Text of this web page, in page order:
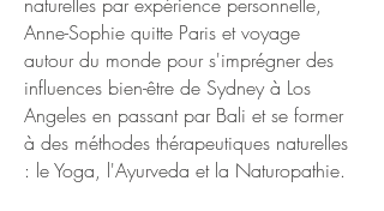
Anne-Sophie quitte Paris et voyage
autour du monde pour s'imprégner des
influences bien-être de Sydney à Los
Angeles en passant par Bali et se former
à des méthodes thérapeutiques naturelles
: le Yoga, l'Ayurveda et la Naturopathie.